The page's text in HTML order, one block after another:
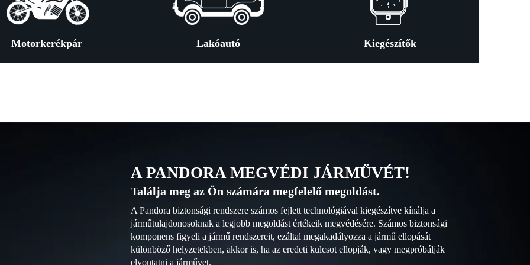
Motorkerékpár Lakóautó Kiegészítők
A PANDORA MEGVÉDI JÁRMŰVÉT!
Találja meg az Ön számára megfelelő megoldást.
A Pandora biztonsági rendszere számos fejlett technológiával kiegészítve kínálja a
járműtulajdonosoknak a legjobb megoldást értékeik megvédésére. Számos biztonsági
komponens figyeli a jármű rendszereit, ezáltal megakadályozza a jármű ellopását
különböző helyzetekben, akkor is, ha az eredeti kulcsot ellopják, vagy megpróbálják
elvontatni a járművet.